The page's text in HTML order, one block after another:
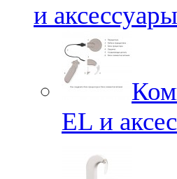
и аксессуары
EL и